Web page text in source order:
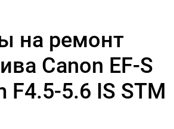
на ремонт
Canon EF-S
F4.5-5.6 IS STM